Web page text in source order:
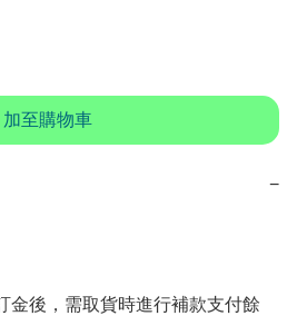
加至購物車
−
後，需取貨時進行補款支付餘